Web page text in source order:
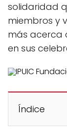
solidaridad
miembros y
más acerca
en sus
Índice